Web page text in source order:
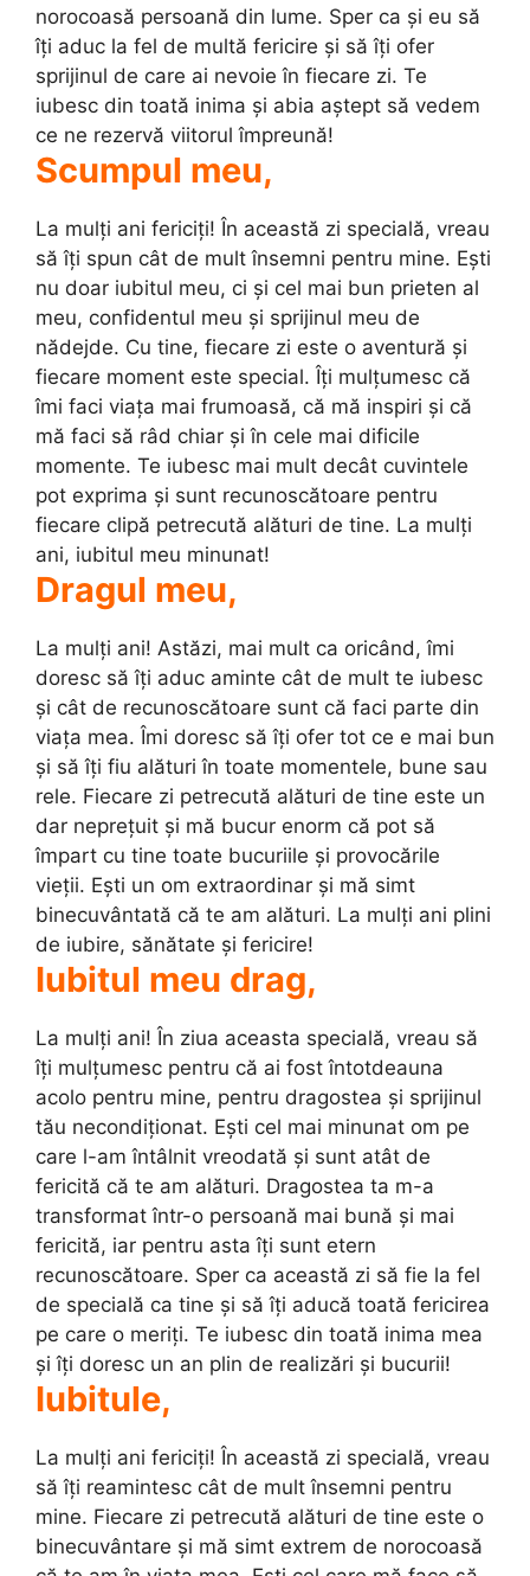
norocoasă persoană din lume. Sper ca și eu să
îți aduc la fel de multă fericire și să îți ofer
sprijinul de care ai nevoie în fiecare zi. Te
iubesc din toată inima și abia aștept să vedem
ce ne rezervă viitorul împreună!
Scumpul meu,
La mulți ani fericiți! În această zi specială, vreau
să îți spun cât de mult însemni pentru mine. Ești
nu doar iubitul meu, ci și cel mai bun prieten al
meu, confidentul meu și sprijinul meu de
nădejde. Cu tine, fiecare zi este o aventură și
fiecare moment este special. Îți mulțumesc că
îmi faci viața mai frumoasă, că mă inspiri și că
mă faci să râd chiar și în cele mai dificile
momente. Te iubesc mai mult decât cuvintele
pot exprima și sunt recunoscătoare pentru
fiecare clipă petrecută alături de tine. La mulți
ani, iubitul meu minunat!
Dragul meu,
La mulți ani! Astăzi, mai mult ca oricând, îmi
doresc să îți aduc aminte cât de mult te iubesc
și cât de recunoscătoare sunt că faci parte din
viața mea. Îmi doresc să îți ofer tot ce e mai bun
și să îți fiu alături în toate momentele, bune sau
rele. Fiecare zi petrecută alături de tine este un
dar neprețuit și mă bucur enorm că pot să
împart cu tine toate bucuriile și provocările
vieții. Ești un om extraordinar și mă simt
binecuvântată că te am alături. La mulți ani plini
de iubire, sănătate și fericire!
Iubitul meu drag,
La mulți ani! În ziua aceasta specială, vreau să
îți mulțumesc pentru că ai fost întotdeauna
acolo pentru mine, pentru dragostea și sprijinul
tău necondiționat. Ești cel mai minunat om pe
care l-am întâlnit vreodată și sunt atât de
fericită că te am alături. Dragostea ta m-a
transformat într-o persoană mai bună și mai
fericită, iar pentru asta îți sunt etern
recunoscătoare. Sper ca această zi să fie la fel
de specială ca tine și să îți aducă toată fericirea
pe care o meriți. Te iubesc din toată inima mea
și îți doresc un an plin de realizări și bucurii!
Iubitule,
La mulți ani fericiți! În această zi specială, vreau
să îți reamintesc cât de mult însemni pentru
mine. Fiecare zi petrecută alături de tine este o
binecuvântare și mă simt extrem de norocoasă